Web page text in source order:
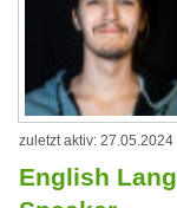
zuletzt aktiv: 27.05.2024
English